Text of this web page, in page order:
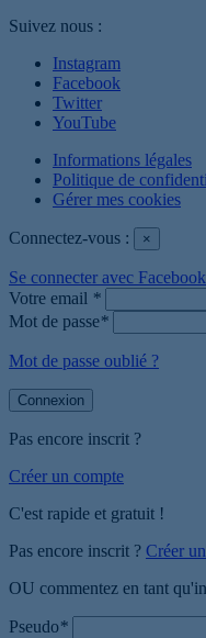
Suivez nous :
Instagram
Facebook
Twitter
YouTube
Informations légales
Politique de
Gérer mes cookies
Connectez-vous : ×
Se connecter avec Facebook
Votre email *
Mot de passe*
Mot de passe oublié ?
Connexion
Pas encore inscrit ?
Créer un compte
C'est rapide et gratuit !
Pas encore inscrit ? Créer
OU commentez en tant
Pseudo*